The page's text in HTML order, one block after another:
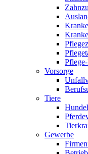
Vorsorge
Tiere
Gewerbe